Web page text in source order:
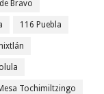
Bravo
116 Puebla
Tochimiltzingo